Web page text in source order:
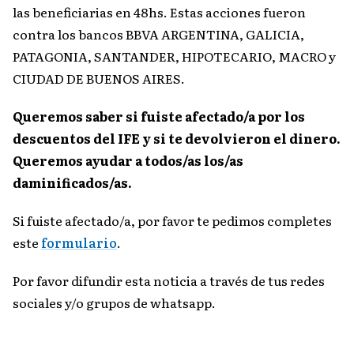
las beneficiarias en 48hs. Estas acciones fueron
contra los bancos BBVA ARGENTINA, GALICIA,
PATAGONIA, SANTANDER, HIPOTECARIO, MACRO y
CIUDAD DE BUENOS AIRES.
Queremos saber si fuiste afectado/a por los
descuentos del IFE y si te devolvieron el dinero.
Queremos ayudar a todos/as los/as
daminificados/as.
Si fuiste afectado/a, por favor te pedimos completes
este formulario.
Por favor difundir esta noticia a través de tus redes
sociales y/o grupos de whatsapp.